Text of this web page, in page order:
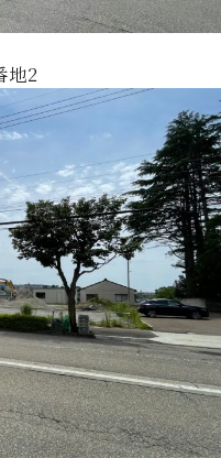
地2